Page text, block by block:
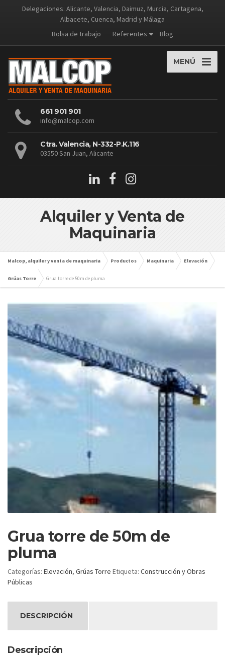
Delegaciones: Alicante, Valencia, Daimuz, Murcia, Cartagena,
Albacete, Cuenca, Madrid y Málaga
Bolsa de trabajo
Referentes Blog
MENÚ
661 901 901
info@malcop.com
Ctra. Valencia, N-332-P.K.116
03550 San Juan, Alicante
Alquiler y Venta de
Maquinaria
Malcop, alquiler y venta de maquinaria Productos Maquinaria Elevación
Grúas Torre Grua torre de 50m de pluma
Grua torre de 50m de
pluma
Categorías: Elevación, Grúas Torre Etiqueta: Construcción y Obras
Públicas
DESCRIPCIÓN
Descripción